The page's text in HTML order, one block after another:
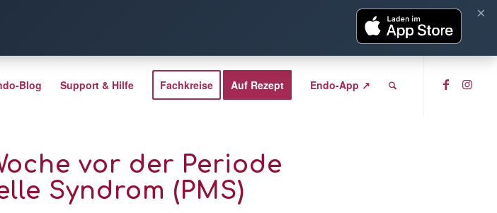
×
Blog Support & Hilfe Fachkreise Auf Rezept Endo-App ↗
vor der Periode
Syndrom (PMS)